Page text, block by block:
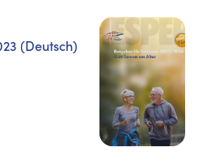
(Deutsch)